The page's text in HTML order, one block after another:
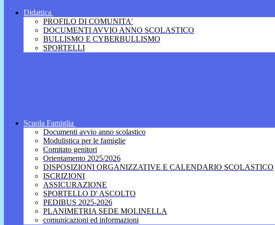
Didattica
PROFILO DI COMUNITA'
DOCUMENTI AVVIO ANNO SCOLASTICO
BULLISMO E CYBERBULLISMO
SPORTELLI
Scuola Famiglia
Documenti avvio anno scolastico
Modulistica per le famiglie
Comitato genitori
Orientamento 2025/2026
DISPOSIZIONI ORGANIZZATIVE E CALENDARIO SCOLASTICO
ISCRIZIONI
ASSICURAZIONE
SPORTELLO D' ASCOLTO
PEDIBUS 2025-2026
PLANIMETRIA SEDE MOLINELLA
comunicazioni ed informazioni